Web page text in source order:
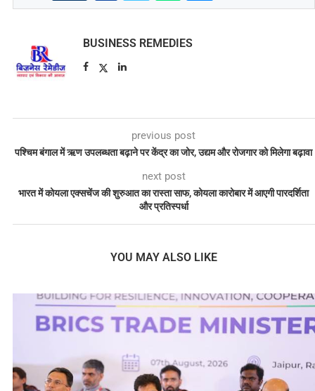
BUSINESS REMEDIES
previous post
पश्चिम बंगाल में ऋण उपलब्धता बढ़ाने पर केंद्र का जोर, उद्यम और रोजगार को मिलेगा बढ़ावा
next post
भारत में कोयला एक्सचेंज की शुरुआत का रास्ता साफ, कोयला कारोबार में आएगी पारदर्शिता
और प्रतिस्पर्धा
YOU MAY ALSO LIKE